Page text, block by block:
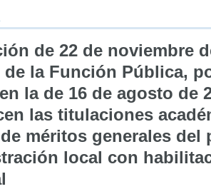
de 22 de noviembre
de la Función Pública,
la de 16 de agosto de
las titulaciones
méritos generales
local con